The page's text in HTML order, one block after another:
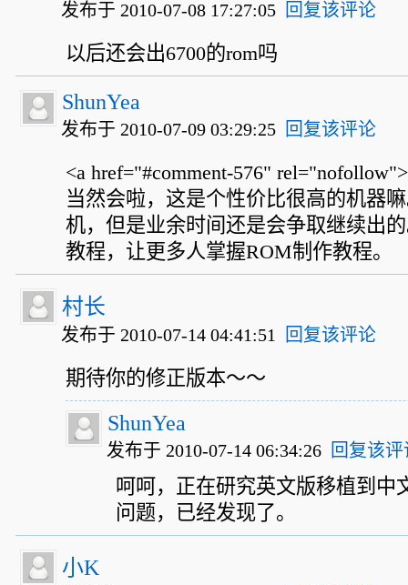
发布于 2010-07-08 17:27:05 回复该评论
以后还会出6700的rom吗
ShunYea
发布于 2010-07-09 03:29:25 回复该评论
<a href="#comment-576"
当然会啦，这是个性价比很高的机器
机，但是业余时间还是会争取继续出
教程，让更多人掌握ROM制作教程。
村长
发布于 2010-07-14 04:41:51 回复该评论
期待你的修正版本～～
ShunYea
发布于 2010-07-14 06:34:26 回复该评
呵呵，正在研究英文版移植到中
问题，已经发现了。
小K